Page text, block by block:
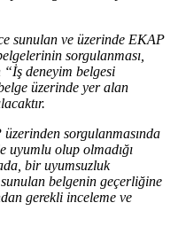
sunulan ve üzerinde EKAP
sorgulanması,
“İş deneyim belgesi
üzerinde yer alan
sorgulanmasında
uyumlu olup olmadığı
bir uyumsuzluk
belgenin geçerliğine
gerekli inceleme ve